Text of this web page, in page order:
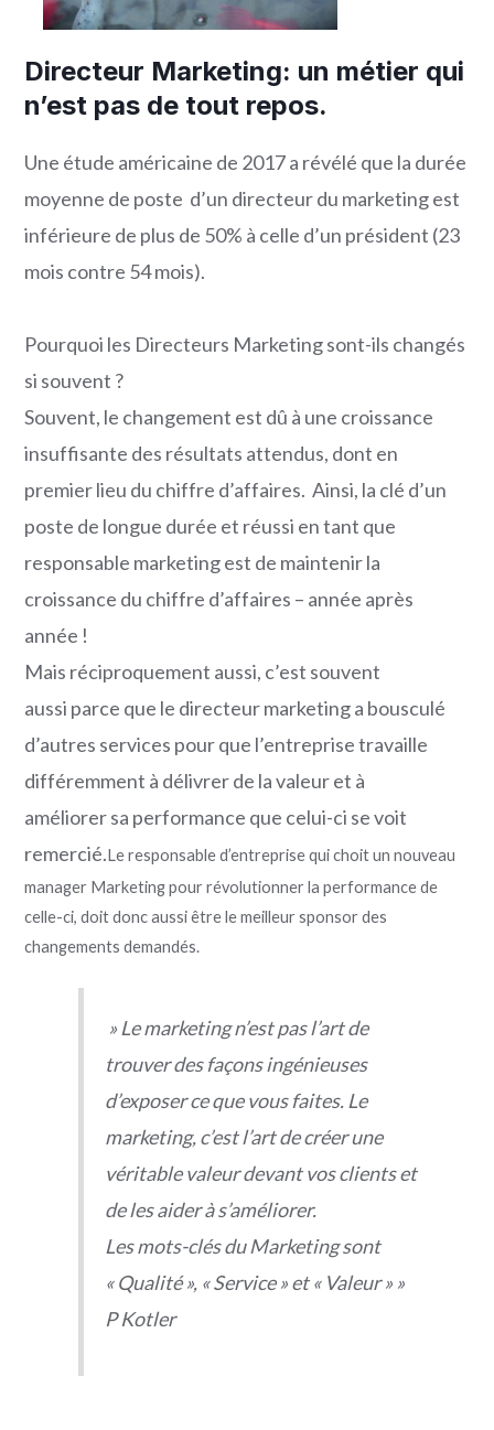
Directeur Marketing: un métier qui
n’est pas de tout repos.
Une étude américaine de 2017 a révélé que la durée
moyenne de poste d’un directeur du marketing est
inférieure de plus de 50% à celle d’un président (23
mois contre 54 mois).
Pourquoi les Directeurs Marketing sont-ils changés
si souvent ?
Souvent, le changement est dû à une croissance
insuffisante des résultats attendus, dont en
premier lieu du chiffre d’affaires. Ainsi, la clé d’un
poste de longue durée et réussi en tant que
responsable marketing est de maintenir la
croissance du chiffre d’affaires – année après
année !
Mais réciproquement aussi, c’est souvent
aussi parce que le directeur marketing a bousculé
d’autres services pour que l’entreprise travaille
différemment à délivrer de la valeur et à
améliorer sa performance que celui-ci se voit
remercié.​Le responsable d’entreprise qui choit un nouveau
manager Marketing pour révolutionner la performance de
celle-ci, doit donc aussi être le meilleur sponsor des
changements demandés.
» Le marketing n’est pas l’art de
trouver des façons ingénieuses
d’exposer ce que vous faites. Le
marketing, c’est l’art de créer une
véritable valeur devant vos clients et
de les aider à s’améliorer.
Les mots-clés du Marketing sont
« Qualité », « Service » et « Valeur » »
P Kotler